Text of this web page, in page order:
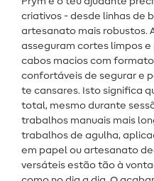
criativos - desde linhas de
artesanato mais robustos.
asseguram cortes limpos e
cabos macios com
confortáveis de segurar e
te cansares. Isto significa
total, mesmo durante
trabalhos manuais mais
trabalhos de agulha,
em papel ou artesanato
versáteis estão tão à